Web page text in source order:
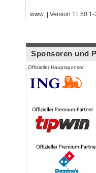
www | Version 11.50.1-
Sponsoren und
Offizieller Hauptsponsor